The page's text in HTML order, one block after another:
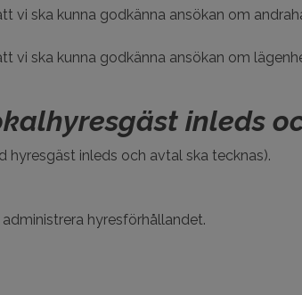
vi ska kunna godkänna ansökan om
vi ska kunna godkänna ansökan om
inleds
hyresgäst inleds och avtal ska tecknas).
hyresförhållandet.